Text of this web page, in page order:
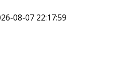
08-07 22:17:59